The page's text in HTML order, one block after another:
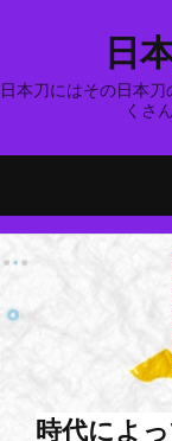
日
日本刀にはその日本
くさ
時代によ